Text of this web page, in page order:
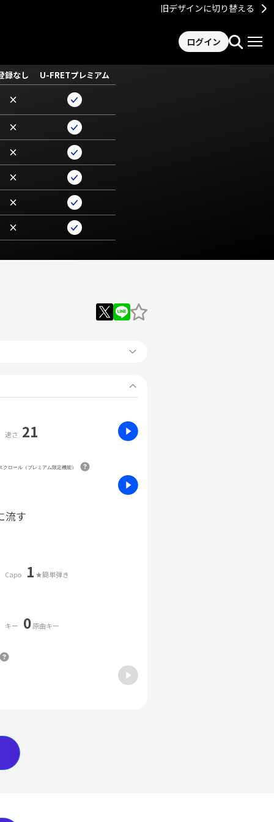
旧デザインに切り替える
ログイン
録なし U-FRETプレミアム
×
×
×
×
×
×
速さ 21
クロール（プレミアム限定機能）
流す
Capo 1 ★簡単弾き
キー 0原曲キー